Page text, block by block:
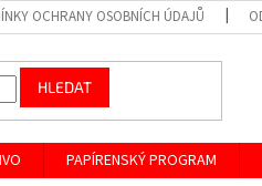
OCHRANY OSOBNÍCH ÚDAJŮ
HLEDAT
PAPÍRENSKÝ PROGRAM